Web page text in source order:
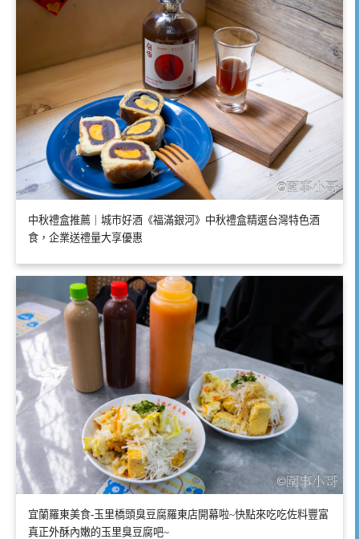
中秋禮盒推薦｜城市好酒《福滿銀河》中秋禮盒精選台灣特色酒
食，企業送禮量大享優惠
宜蘭羅東美食-玉里橋頭臭豆腐羅東店開幕啦~快點來吃吃佐料豐富
真正外酥內嫩的玉里臭豆腐吧~